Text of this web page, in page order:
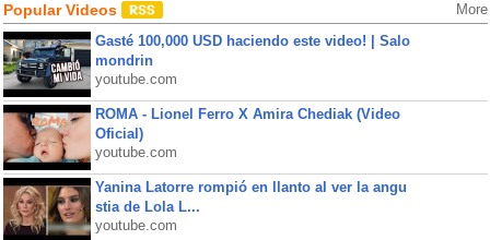
Popular Videos More
Gasté 100,000 USD haciendo este video! | Salo
mondrin
youtube.com
ROMA - Lionel Ferro X Amira Chediak (Video
Oficial)
youtube.com
Yanina Latorre rompió en llanto al ver la angu
stia de Lola L...
youtube.com